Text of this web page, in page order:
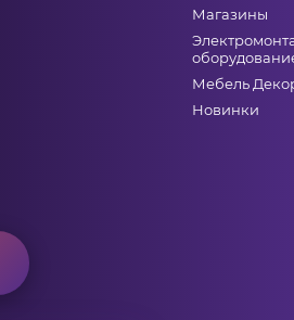
Магазины
Мебель
Новинки